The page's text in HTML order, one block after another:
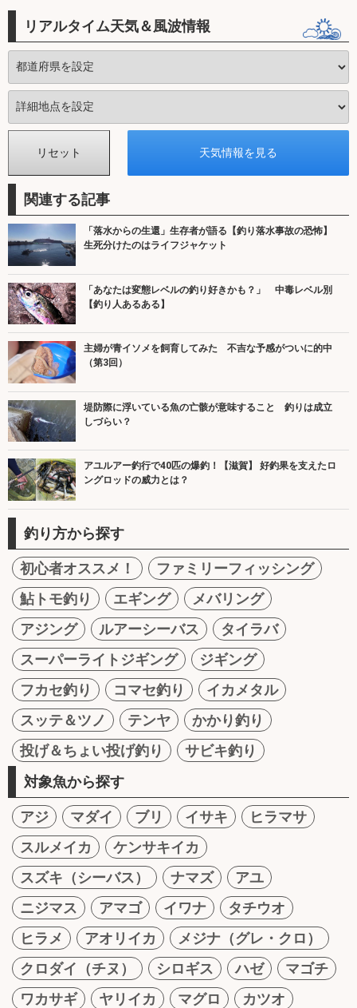
リアルタイム天気＆風波情報
関連する記事
「落水からの生還」生存者が語る【釣り落水事故の恐怖】
生死分けたのはライフジャケット
「あなたは変態レベルの釣り好きかも？」 中毒レベル別
【釣り人あるある】
主婦が青イソメを飼育してみた 不吉な予感がついに的中
（第3回）
堤防際に浮いている魚の亡骸が意味すること 釣りは成立
しづらい？
アユルアー釣行で40匹の爆釣！【滋賀】 好釣果を支えたロ
ングロッドの威力とは？
釣り方から探す
初心者オススメ！
ファミリーフィッシング
鮎トモ釣り
エギング
メバリング
アジング
ルアーシーバス
タイラバ
スーパーライトジギング
ジギング
フカセ釣り
コマセ釣り
イカメタル
スッテ＆ツノ
テンヤ
かかり釣り
投げ＆ちょい投げ釣り
サビキ釣り
対象魚から探す
アジ マダイ ブリ イサキ
ヒラマサ
スルメイカ
ケンサキイカ
スズキ（シーバス）
ナマズ
アユ
ニジマス
アマゴ イワナ
タチウオ
ヒラメ
アオリイカ
メジナ（グレ・クロ）
クロダイ（チヌ）
シロギス ハゼ
マゴチ
ワカサギ
ヤリイカ マグロ
カツオ